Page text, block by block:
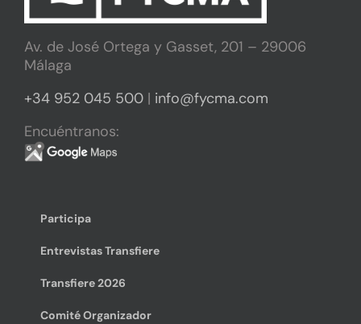
Av. de José Ortega y Gasset, 201 – 29006
Málaga
+34 952 045 500 | info@fycma.com
Encuéntranos:
Participa
Entrevistas Transfiere
Transfiere 2026
Comité Organizador